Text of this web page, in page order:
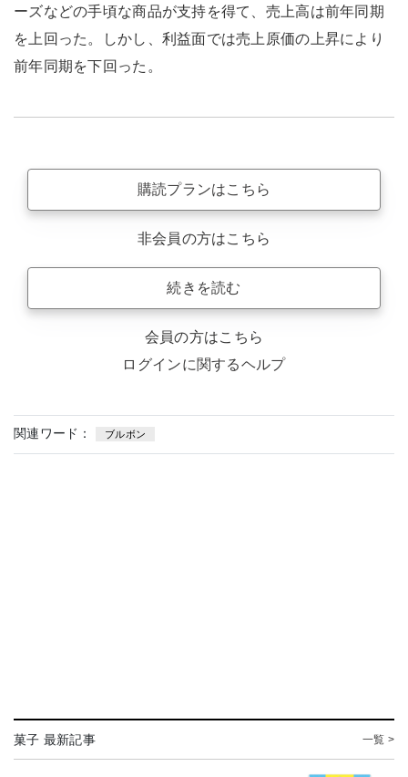
ーズなどの手頃な商品が支持を得て、売上高は前年同期
を上回った。しかし、利益面では売上原価の上昇により
前年同期を下回った。
購読プランはこちら
非会員の方はこちら
続きを読む
会員の方はこちら
ログインに関するヘルプ
関連ワード： ブルボン
菓子 最新記事 一覧 >